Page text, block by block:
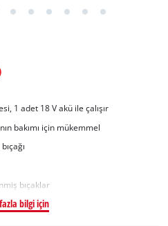
1 adet 18 V akü ile çalışır
bakımı için mükemmel
bıçaklar
bilgi için